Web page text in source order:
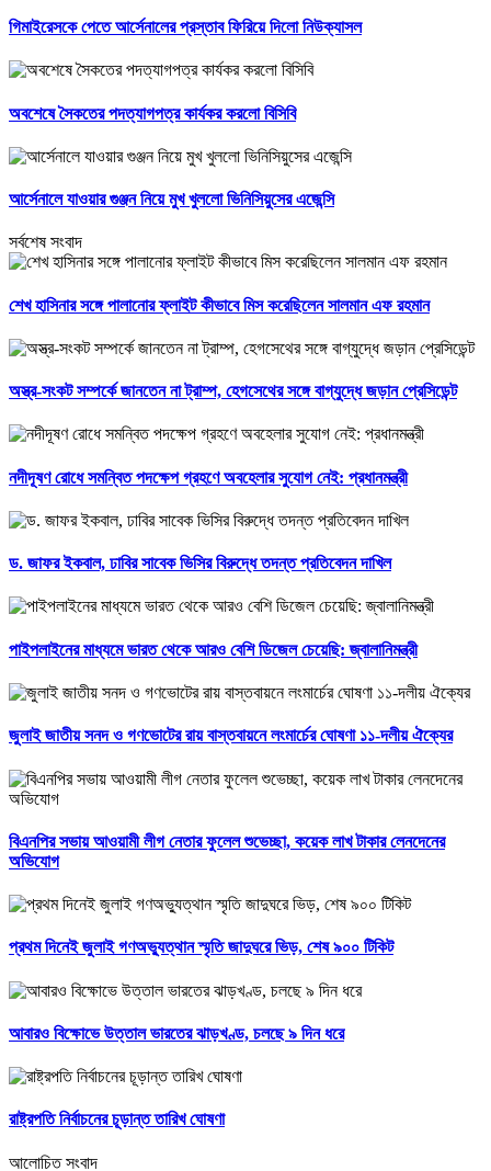
গিমাইরেসকে পেতে আর্সেনালের প্রস্তাব ফিরিয়ে দিলো নিউক্যাসল
অবশেষে সৈকতের পদত্যাগপত্র কার্যকর করলো বিসিবি
আর্সেনালে যাওয়ার গুঞ্জন নিয়ে মুখ খুললো ভিনিসিয়ুসের এজেন্সি
সর্বশেষ সংবাদ
শেখ হাসিনার সঙ্গে পালানোর ফ্লাইট কীভাবে মিস করেছিলেন সালমান এফ রহমান
অস্ত্র-সংকট সম্পর্কে জানতেন না ট্রাম্প, হেগসেথের সঙ্গে বাগ্‌যুদ্ধে জড়ান প্রেসিডেন্ট
নদীদূষণ রোধে সমন্বিত পদক্ষেপ গ্রহণে অবহেলার সুযোগ নেই: প্রধানমন্ত্রী
ড. জাফর ইকবাল, ঢাবির সাবেক ভিসির বিরুদ্ধে তদন্ত প্রতিবেদন দাখিল
পাইপলাইনের মাধ্যমে ভারত থেকে আরও বেশি ডিজেল চেয়েছি: জ্বালানিমন্ত্রী
জুলাই জাতীয় সনদ ও গণভোটের রায় বাস্তবায়নে লংমার্চের ঘোষণা ১১-দলীয় ঐক্যের
বিএনপির সভায় আওয়ামী লীগ নেতার ফুলেল শুভেচ্ছা, কয়েক লাখ টাকার লেনদেনের
অভিযোগ
প্রথম দিনেই জুলাই গণঅভ্যুত্থান স্মৃতি জাদুঘরে ভিড়, শেষ ৯০০ টিকিট
আবারও বিক্ষোভে উত্তাল ভারতের ঝাড়খণ্ড, চলছে ৯ দিন ধরে
রাষ্ট্রপতি নির্বাচনের চূড়ান্ত তারিখ ঘোষণা
আলোচিত সংবাদ